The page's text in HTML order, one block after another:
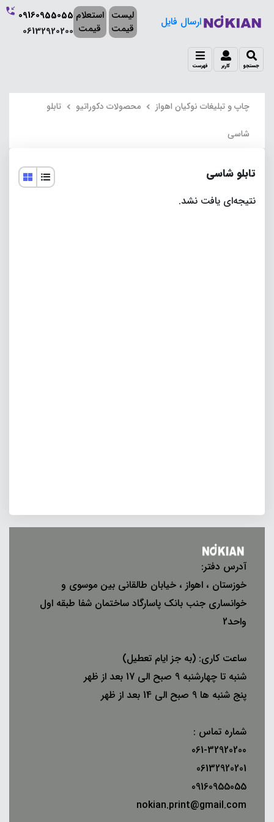
ارسال فایل
لیست
قیمت
استعلام
قیمت
09160955055
06132920200
جستجو کاربر فهرست
چاپ و تبلیغات نوکیان اهواز محصولات دکوراتیو تابلو
شاسی
تابلو شاسی
نتیجه‌ای یافت نشد.
آدرس دفتر:
خوزستان ، اهواز ، خیابان طالقانی بین موسوی و
خوانساری جنب بانک پاسارگاد ساختمان شفا طبقه اول
واحد2
ساعت کاری: (به جز ایام تعطیل)
شنبه تا چهارشنبه 9 صبح الی 17 بعد از ظهر
پنج شنبه ها 9 صبح الی 14 بعد از ظهر
شماره تماس :
061-32920200
06132920201
09160955055
nokian.print@gmail.com